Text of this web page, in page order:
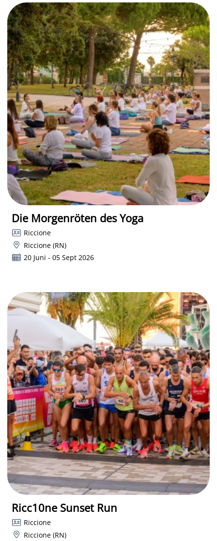
Die Morgenröten des Yoga
Riccione
Riccione (RN)
20 Juni - 05 Sept 2026
Ricc10ne Sunset Run
Riccione
Riccione (RN)